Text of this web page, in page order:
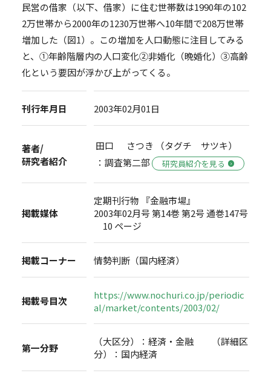
民営の借家（以下、借家）に住む世帯数は1990年の102
2万世帯から2000年の1230万世帯へ10年間で208万世帯
増加した（図1）。この増加を人口動態に注目してみる
と、①年齢階層内の人口変化②非婚化（晩婚化）③高齢
化という要因が浮かび上がってくる。
刊行年月日 2003年02月01日
著者/
研究者紹介
田口 さつき （タグチ サツキ）
：調査第二部
研究員紹介を見る
掲載媒体
定期刊行物 『金融市場』
2003年02月号 第14巻 第2号 通巻147号
10 ページ
掲載コーナー 情勢判断（国内経済）
掲載号目次
https://www.nochuri.co.jp/periodic
al/market/contents/2003/02/
第一分野
（大区分）：経済・金融 （詳細区
分）：国内経済